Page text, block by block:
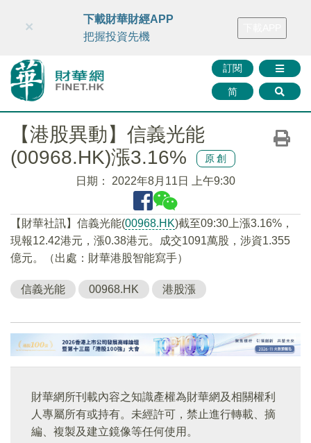
財華智庫網 FINTV FINMETA 財華證券 媒體矩陣
訂閱
简
×
下載財華財經APP
把握投資先機
【港股異動】信義光能
(00968.HK)漲3.16%
原創
日期： 2022年8月11日 上午9:30
【財華社訊】信義光能(00968.HK)截至09:30上漲3.16%，
現報12.42港元，漲0.38港元。成交1091萬股，涉資1.355
億元。（出處：財華港股智能寫手）
信義光能 00968.HK 港股漲
財華網所刊載內容之知識產權為財華網及相關權利
人專屬所有或持有。未經許可，禁止進行轉載、摘
編、複製及建立鏡像等任何使用。